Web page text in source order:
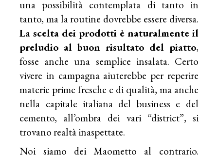
una possibilità contemplata di tanto in
tanto, ma la routine dovrebbe essere diversa.
La scelta dei prodotti è naturalmente il
preludio al buon risultato del piatto,
fosse anche una semplice insalata. Certo
vivere in campagna aiuterebbe per reperire
materie prime fresche e di qualità, ma anche
nella capitale italiana del business e del
cemento, all’ombra dei vari “district”, si
trovano realtà inaspettate.
Noi siamo dei Maometto al contrario.